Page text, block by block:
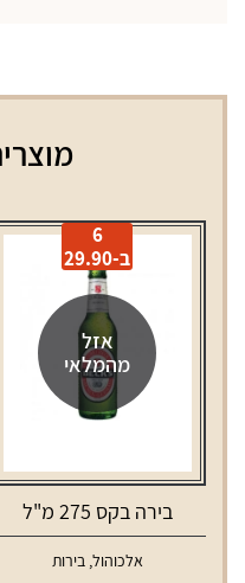
אזל
מהמלאי
6
ב-29.90
בירה בקס 275 מ"ל
אלכוהול,בירות